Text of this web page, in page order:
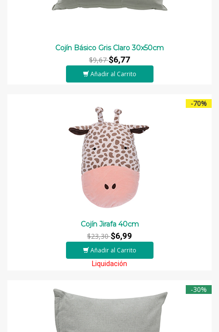
Cojín Básico Gris Claro 30x50cm
$9,67$6,77
Añadir al Carrito
-70%
Cojín Jirafa 40cm
$23,30$6,99
Añadir al Carrito
Liquidación
-30%